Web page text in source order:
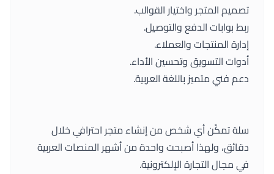
تصميم المتجر واختيار القوالب.
ربط بوابات الدفع والتوصيل.
إدارة المنتجات والعملاء.
أدوات التسويق وتحسين الأداء.
دعم فني متميز باللغة العربية.
سلة تمكّن أي شخص من إنشاء متجر احترافي خلال
دقائق، ولهذا أصبحت واحدة من أشهر المنصات العربية
في مجال التجارة الإلكترونية.